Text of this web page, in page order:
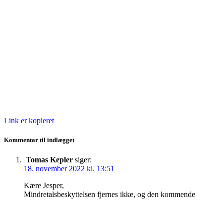
Link er kopieret
Kommentar til indlægget
Tomas Kepler siger:
18. november 2022 kl. 13:51
Kære Jesper,
Mindretalsbeskyttelsen fjernes ikke, og den kommende